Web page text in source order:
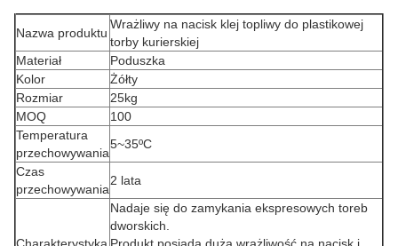
Nazwa produktu
Wrażliwy na nacisk klej topliwy do plastikowej
torby kurierskiej
Materiał
Poduszka
Kolor
Żółty
Rozmiar
25kg
MOQ
100
Temperatura
przechowywania
5~35ºC
Czas
przechowywania
2 lata
Nadaje się do zamykania ekspresowych toreb
dworskich.